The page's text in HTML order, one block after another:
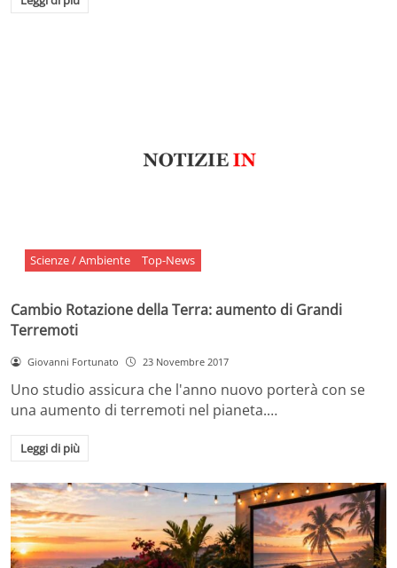
Scienze / Ambiente Top-News
Cambio Rotazione della Terra: aumento di Grandi
Terremoti
Giovanni Fortunato 23 Novembre 2017
Uno studio assicura che l'anno nuovo porterà con se
una aumento di terremoti nel pianeta.…
Leggi di più